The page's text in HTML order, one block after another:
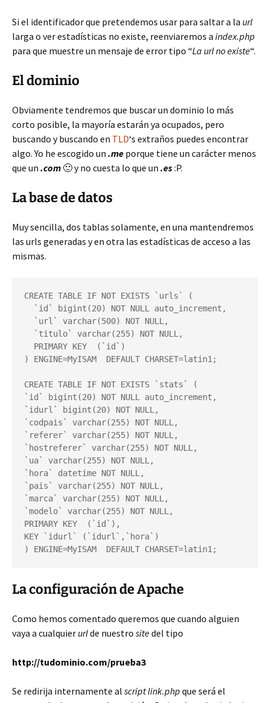
Si el identificador que pretendemos usar para saltar a la url
larga o ver estadísticas no existe, reenviaremos a index.php
para que muestre un mensaje de error tipo “La url no existe“.
El dominio
Obviamente tendremos que buscar un dominio lo más
corto posible, la mayoría estarán ya ocupados, pero
buscando y buscando en TLD‘s extraños puedes encontrar
algo. Yo he escogido un .me porque tiene un carácter menos
que un .com 🙂 y no cuesta lo que un .es:P.
La base de datos
Muy sencilla, dos tablas solamente, en una mantendremos
las urls generadas y en otra las estadísticas de acceso a las
mismas.
CREATE TABLE IF NOT EXISTS `urls` (
) ENGINE=MyISAM  DEFAULT CHARSET=latin1;
CREATE TABLE IF NOT EXISTS `stats` (
`id` bigint(20) NOT NULL auto_increment,
`idurl` bigint(20) NOT NULL,
`codpais` varchar(255) NOT NULL,
`referer` varchar(255) NOT NULL,
`hostreferer` varchar(255) NOT NULL,
`ua` varchar(255) NOT NULL,
`hora` datetime NOT NULL,
`pais` varchar(255) NOT NULL,
`marca` varchar(255) NOT NULL,
`modelo` varchar(255) NOT NULL,
PRIMARY KEY  (`id`),
KEY `idurl` (`idurl`,`hora`)
) ENGINE=MyISAM  DEFAULT CHARSET=latin1;
La configuración de Apache
Como hemos comentado queremos que cuando alguien
vaya a cualquier urlde nuestro sitedel tipo
http://tudominio.com/prueba3
Se redirija internamente al script link.php que será el